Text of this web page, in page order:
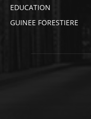
EDUCATION
GUINEE FORESTIERE